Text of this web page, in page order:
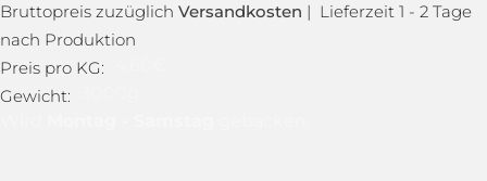
Bruttopreis zuzüglich Versandkosten | Lieferzeit 1 - 2 Tage
nach Produktion
Preis pro KG:
Gewicht: